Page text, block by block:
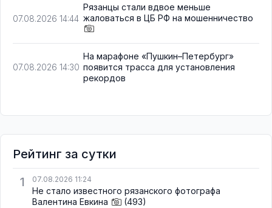
07.08.2026 14:44
Рязанцы стали вдвое меньше
жаловаться в ЦБ РФ на мошенничество
07.08.2026 14:30
На марафоне «Пушкин–Петербург»
появится трасса для установления
рекордов
Рейтинг за сутки
1
07.08.2026 11:24
Не стало известного рязанского фотографа
Валентина Евкина
(493)